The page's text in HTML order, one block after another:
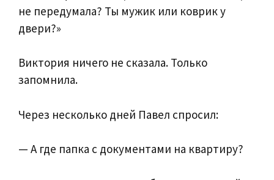
не передумала? Ты мужик или коврик у
двери?»
Виктория ничего не сказала. Только
запомнила.
Через несколько дней Павел спросил:
— А где папка с документами на квартиру?